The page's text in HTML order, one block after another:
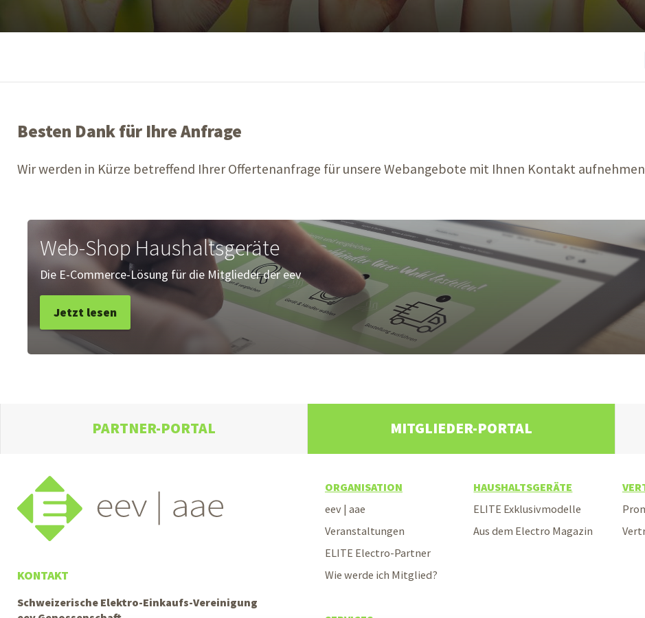
Besten Dank für Ihre Anfrage
Wir werden in Kürze betreffend Ihrer Offertenanfrage für unsere Webangebote mit Ihnen Kontakt
Web-Shop Haushaltsgeräte
Die E-Commerce-Lösung für die Mitglieder der eev
Jetzt lesen
PARTNER-PORTAL MITGLIEDER-PORTAL
KONTAKT
Schweizerische Elektro-Einkaufs-Vereinigung
ORGANISATION
eev | aae
Veranstaltungen
ELITE Electro-Partner
Wie werde ich Mitglied?
HAUSHALTSGERÄTE
ELITE Exklusivmodelle
Aus dem Electro Magazin